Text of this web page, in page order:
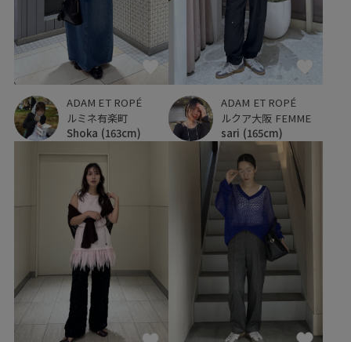
ADAM ET ROPÉ
ルミネ有楽町
Shoka (163cm)
ADAM ET ROPÉ
ルクア大阪 FEMME
sari (165cm)